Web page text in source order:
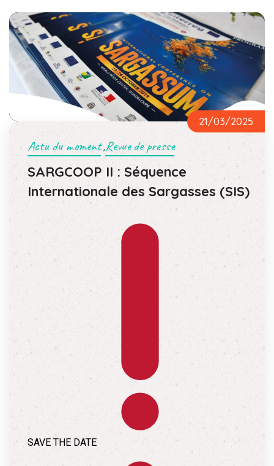
21/03/2025
Actu du moment,Revue de presse
SARGCOOP II : Séquence
Internationale des Sargasses (SIS)
SAVE THE DATE